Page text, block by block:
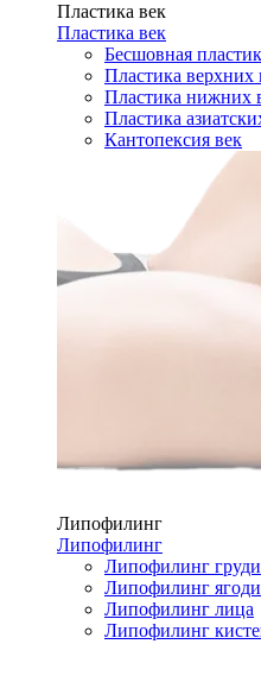
Пластика век
Пластика век
Бесшовная
Пластика верхних
Пластика нижних
Пластика
Кантопексия век
Липофилинг
Липофилинг
Липофилинг груди
Липофилинг
Липофилинг лица
Липофилинг